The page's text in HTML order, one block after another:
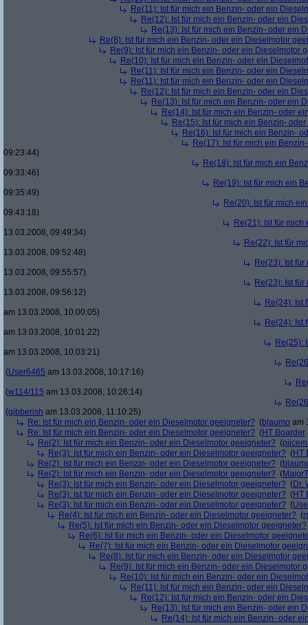
Re(11): Ist für mich ein Benzin- oder ein
Re(12): Ist für mich ein Benzin- oder ein
Re(13): Ist für mich ein Benzin- oder ein
Re(8): Ist für mich ein Benzin- oder ein Dieselmotor
Re(9): Ist für mich ein Benzin- oder ein Dieselmotor
Re(10): Ist für mich ein Benzin- oder ein
Re(11): Ist für mich ein Benzin- oder ein
Re(11): Ist für mich ein Benzin- oder ein
Re(12): Ist für mich ein Benzin- oder ein
Re(13): Ist für mich ein Benzin- oder ein
Re(14): Ist für mich ein Benzin- oder
Re(15): Ist für mich ein Benzin-
Re(16): Ist für mich ein Benzin-
Re(17): Ist für mich ein
09:23:44)
Re(18): Ist für mich ein
09:33:46)
Re(19): Ist für mich ein
09:35:49)
Re(20): Ist für mich
09:43:18)
Re(21): Ist für
13.03.2008, 09:49:34)
Re(22): Ist für
13.03.2008, 09:52:48)
Re(23): Ist
13.03.2008, 09:55:57)
Re(23): Ist
13.03.2008, 09:56:12)
Re(24): Ist
am 13.03.2008, 10:00:05)
Re(24): Ist
am 13.03.2008, 10:01:22)
Re(25):
am 13.03.2008, 10:03:21)
(User6465 am 13.03.2008, 10:17:16)
(w114/115 am 13.03.2008, 10:26:14)
(gibberish am 13.03.2008, 11:10:25)
Re: Ist für mich ein Benzin- oder ein Dieselmotor geeigneter? (blaumo am
Re: Ist für mich ein Benzin- oder ein Dieselmotor geeigneter? (HT Boarder
Re(2): Ist für mich ein Benzin- oder ein Dieselmotor geeigneter? (
Re(3): Ist für mich ein Benzin- oder ein Dieselmotor geeigneter? (HT
Re(2): Ist für mich ein Benzin- oder ein Dieselmotor geeigneter? (
Re(2): Ist für mich ein Benzin- oder ein Dieselmotor geeigneter? (
Re(3): Ist für mich ein Benzin- oder ein Dieselmotor geeigneter? (Dr.
Re(3): Ist für mich ein Benzin- oder ein Dieselmotor geeigneter? (HT
Re(3): Ist für mich ein Benzin- oder ein Dieselmotor geeigneter? (
Re(4): Ist für mich ein Benzin- oder ein Dieselmotor geeigneter? (
Re(5): Ist für mich ein Benzin- oder ein Dieselmotor geeigneter?
Re(6): Ist für mich ein Benzin- oder ein Dieselmotor
Re(7): Ist für mich ein Benzin- oder ein Dieselmotor
Re(8): Ist für mich ein Benzin- oder ein Dieselmotor
Re(9): Ist für mich ein Benzin- oder ein Dieselmotor
Re(10): Ist für mich ein Benzin- oder ein
Re(11): Ist für mich ein Benzin- oder ein
Re(12): Ist für mich ein Benzin- oder ein
Re(13): Ist für mich ein Benzin- oder ein
Re(14): Ist für mich ein Benzin- oder